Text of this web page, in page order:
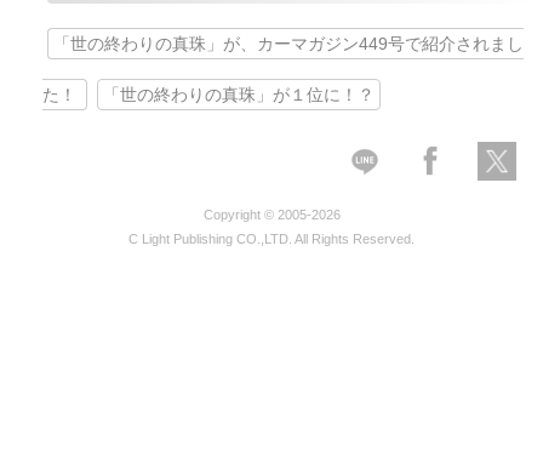
「世の終わりの真珠」が、カーマガジン449号で紹介されまし
た！ 「世の終わりの真珠」が１位に！？
Copyright © 2005-2026
C Light Publishing CO.,LTD. All Rights Reserved.